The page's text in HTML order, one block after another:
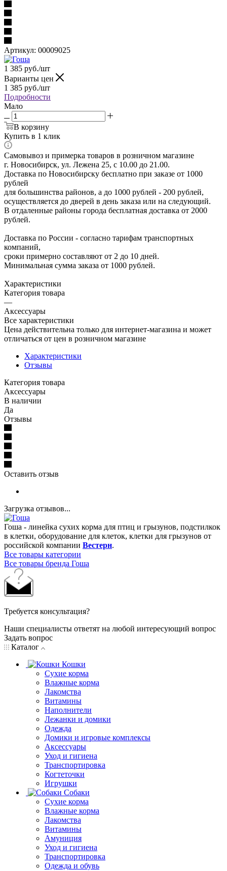
Артикул: 00009025
1 385 руб./шт
Варианты цен
1 385 руб./шт
Подробности
Мало
В корзину
Купить в 1 клик
Самовывоз и примерка товаров в розничном магазине
г. Новосибирск, ул. Лежена 25, с 10.00 до 21.00.
Доставка по Новосибирску бесплатно при заказе от 1000
рублей
для большинства районов, а до 1000 рублей - 200 рублей,
осуществляется до дверей в день заказа или на следующий.
В отдаленные районы города бесплатная доставка от 2000
рублей.
Доставка по России - согласно тарифам транспортных
компаний,
сроки примерно составляют от 2 до 10 дней.
Минимальная сумма заказа от 1000 рублей.
Характеристики
Категория товара
—
Аксессуары
Все характеристики
Цена действительна только для интернет-магазина и может
отличаться от цен в розничном магазине
Характеристики
Отзывы
Категория товара
Аксессуары
В наличии
Да
Отзывы
Оставить отзыв
Загрузка отзывов...
Гоша - линейка сухих корма для птиц и грызунов, подстилкок
в клетки, оборудование для клеток, клетки для грызунов от
российской компании Вестерн.
Все товары категории
Все товары бренда Гоша
Требуется консультация?
Наши специалисты ответят на любой интересующий вопрос
Задать вопрос
Каталог
Кошки
Сухие корма
Влажные корма
Лакомства
Витамины
Наполнители
Лежанки и домики
Одежда
Домики и игровые комплексы
Аксессуары
Уход и гигиена
Транспортировка
Когтеточки
Игрушки
Собаки
Сухие корма
Влажные корма
Лакомства
Витамины
Амуниция
Уход и гигиена
Транспортировка
Одежда и обувь